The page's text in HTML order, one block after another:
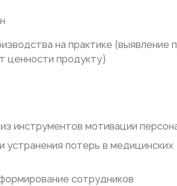
на практике (выявление
ценности продукту)
инструментов мотивации
потерь в медицинских
сотрудников